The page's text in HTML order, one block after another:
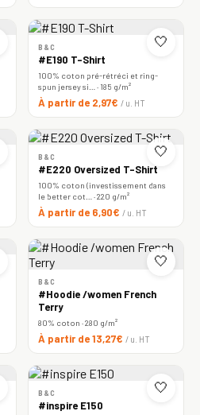
🤍
B&C
#E190 T-Shirt
100% coton pré-rétréci et ring-
spun jersey si… · 185 g/m²
À partir de 2,97€ / u. HT
🤍
B&C
#E220 Oversized T-Shirt
100% coton (investissement dans
le better cot… · 220 g/m²
À partir de 6,90€ / u. HT
🤍
B&C
#Hoodie /women French
Terry
80% coton · 280 g/m²
À partir de 13,27€ / u. HT
🤍
B&C
#inspire E150